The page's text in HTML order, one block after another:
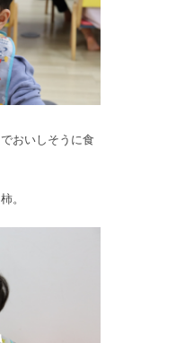
おいしそうに食
。